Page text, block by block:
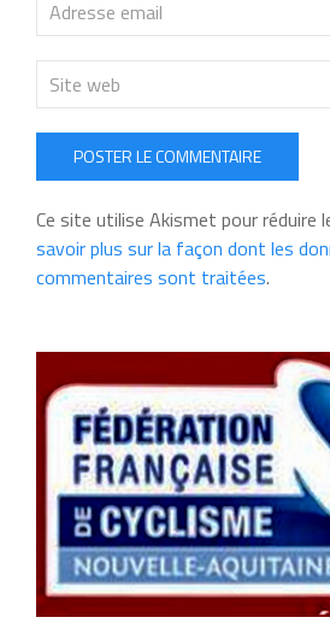
POSTER LE COMMENTAIRE
Ce site utilise Akismet pour réduire
savoir plus sur la façon dont les
commentaires sont traitées.